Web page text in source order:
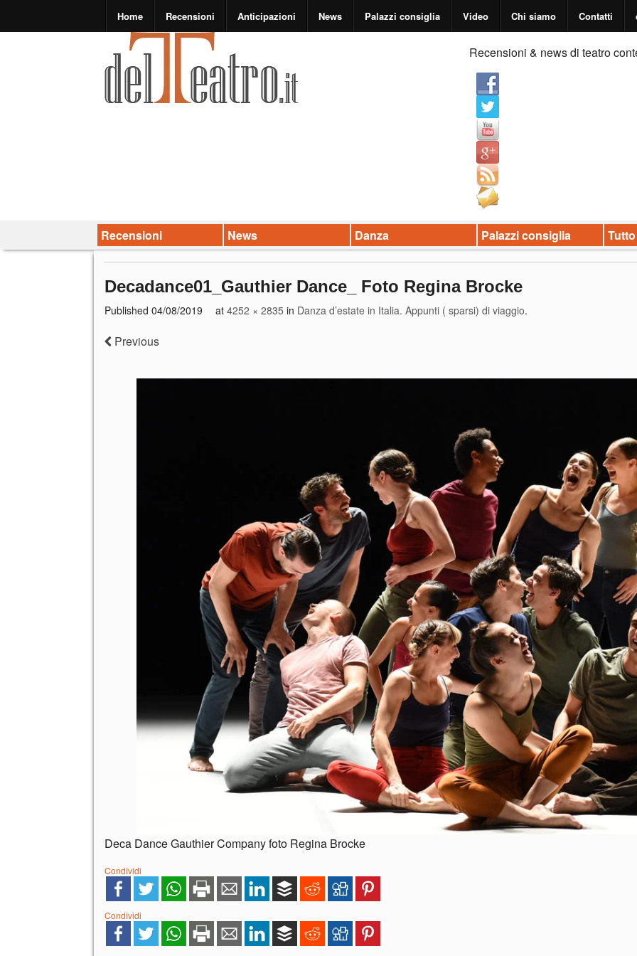
Home Recensioni Anticipazioni News Palazzi consiglia Video Chi siamo Contatti
Recensioni & news di teatro
Recensioni News Danza Palazzi consiglia
Decadance01_Gauthier Dance_ Foto Regina Brocke
Published 04/08/2019 at 4252 × 2835 in Danza d’estate in Italia. Appunti ( sparsi) di viaggio.
Previous
Deca Dance Gauthier Company foto Regina Brocke
Condividi
Condividi